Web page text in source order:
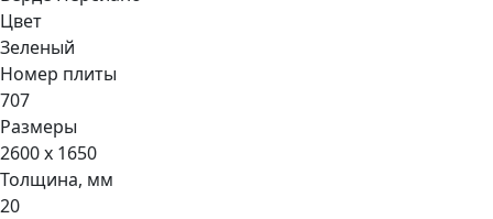
Цвет
Зеленый
Номер плиты
707
Размеры
2600 x 1650
Толщина, мм
20